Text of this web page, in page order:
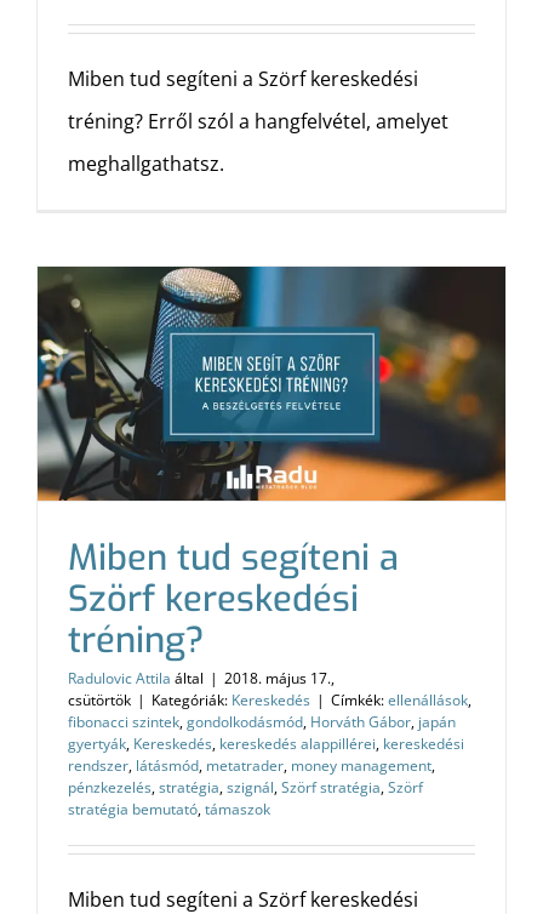
Miben tud segíteni a Szörf kereskedési
tréning? Erről szól a hangfelvétel, amelyet
meghallgathatsz.
Miben tud segíteni a
Szörf kereskedési
tréning?
Radulovic Attila által | 2018. május 17.,
csütörtök | Kategóriák: Kereskedés | Címkék:ellenállások,
fibonacci szintek,gondolkodásmód, Horváth Gábor, japán
gyertyák, Kereskedés, kereskedés alappillérei, kereskedési
rendszer, látásmód, metatrader, money management,
pénzkezelés,stratégia,szignál,Szörf stratégia,Szörf
stratégia bemutató,támaszok
Miben tud segíteni a Szörf kereskedési